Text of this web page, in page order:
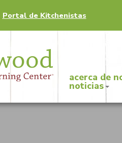
Portal de Kitchenistas
acerca de
noticias